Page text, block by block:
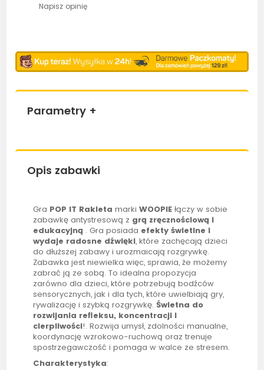
Napisz opinię
Parametry +
Opis zabawki
Gra POP IT Rakieta marki WOOPIE łączy w sobie
zabawkę antystresową z grą zręcznościową i
edukacyjną . Gra posiada efekty świetlne i
wydaje radosne dźwięki, które zachęcają dzieci
do dłuższej zabawy i urozmaicają rozgrywkę.
Zabawka jest niewielka więc, sprawia, że możemy
zabrać ją ze sobą. To idealna propozycja
zarówno dla dzieci, które potrzebują bodźców
sensorycznych, jak i dla tych, które uwielbiają gry,
rywalizację i szybką rozgrywkę.Świetna do
rozwijania refleksu, koncentracji i
cierpliwości!. Rozwija umysł, zdolności manualne,
koordynację wzrokowo-ruchową oraz trenuje
spostrzegawczość i pomaga w walce ze stresem.
Charakterystyka: